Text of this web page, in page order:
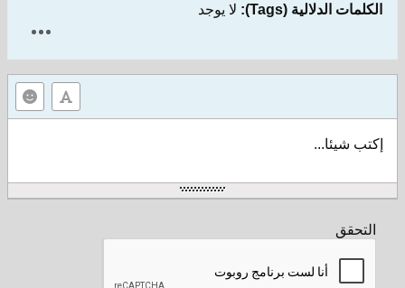
الكلمات الدلالية (Tags): لا يوجد
إكتب شيئا...
التحقق